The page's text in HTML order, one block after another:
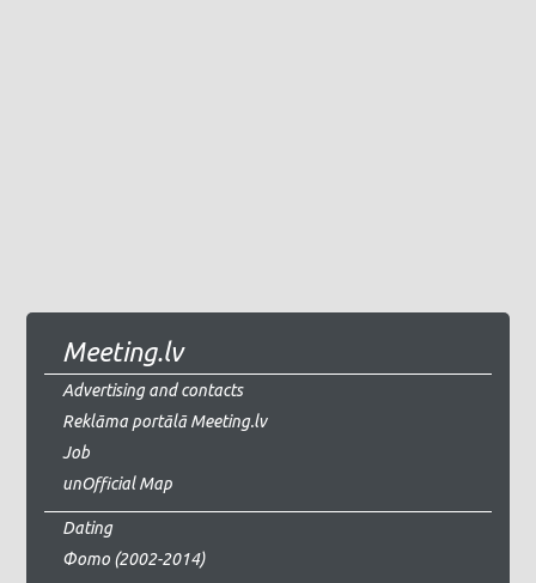
Meeting.lv
Advertising and contacts
Reklāma portālā Meeting.lv
Job
unOfficial Map
Dating
Фото (2002-2014)